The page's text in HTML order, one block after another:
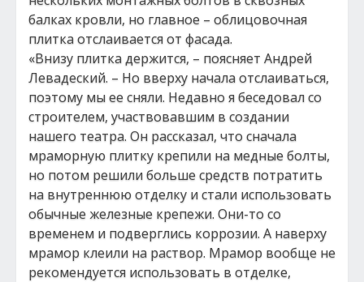
балках кровли, но главное – облицовочная
плитка отслаивается от фасада.
«Внизу плитка держится, – поясняет Андрей
Левадеский. – Но вверху начала отслаиваться,
поэтому мы ее сняли. Недавно я беседовал со
строителем, участвовавшим в создании
нашего театра. Он рассказал, что сначала
мраморную плитку крепили на медные болты,
но потом решили больше средств потратить
на внутреннюю отделку и стали использовать
обычные железные крепежи. Они-то со
временем и подверглись коррозии. А наверху
мрамор клеили на раствор. Мрамор вообще не
рекомендуется использовать в отделке,